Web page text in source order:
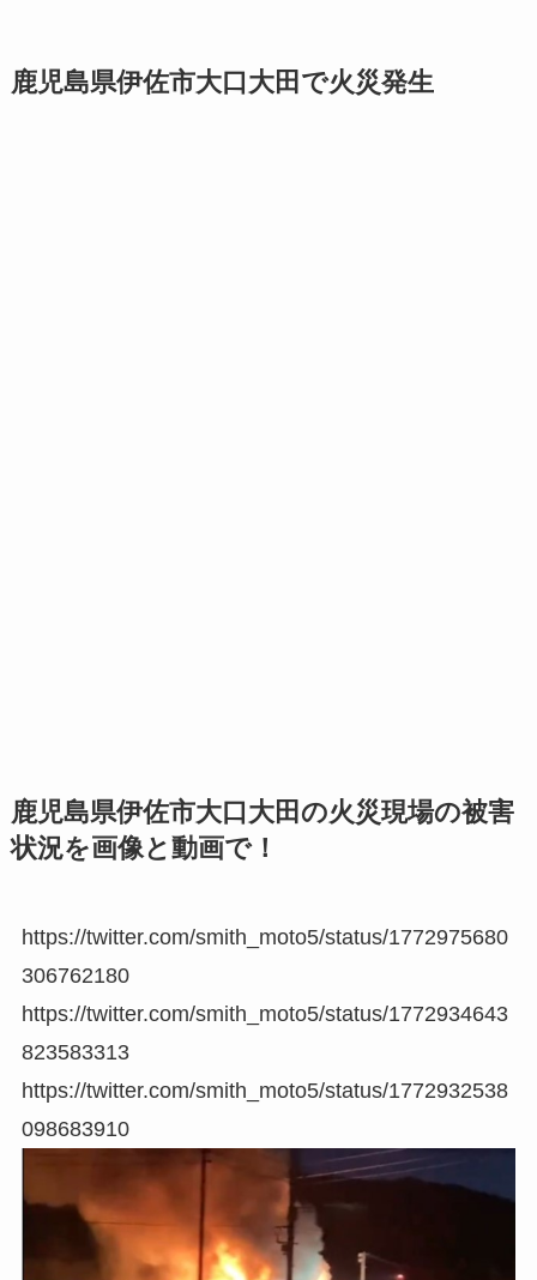
鹿児島県伊佐市大口大田で火災発生
鹿児島県伊佐市大口大田の火災現場の被害
状況を画像と動画で！
https://twitter.com/smith_moto5/status/1772975680
306762180
https://twitter.com/smith_moto5/status/1772934643
823583313
https://twitter.com/smith_moto5/status/1772932538
098683910